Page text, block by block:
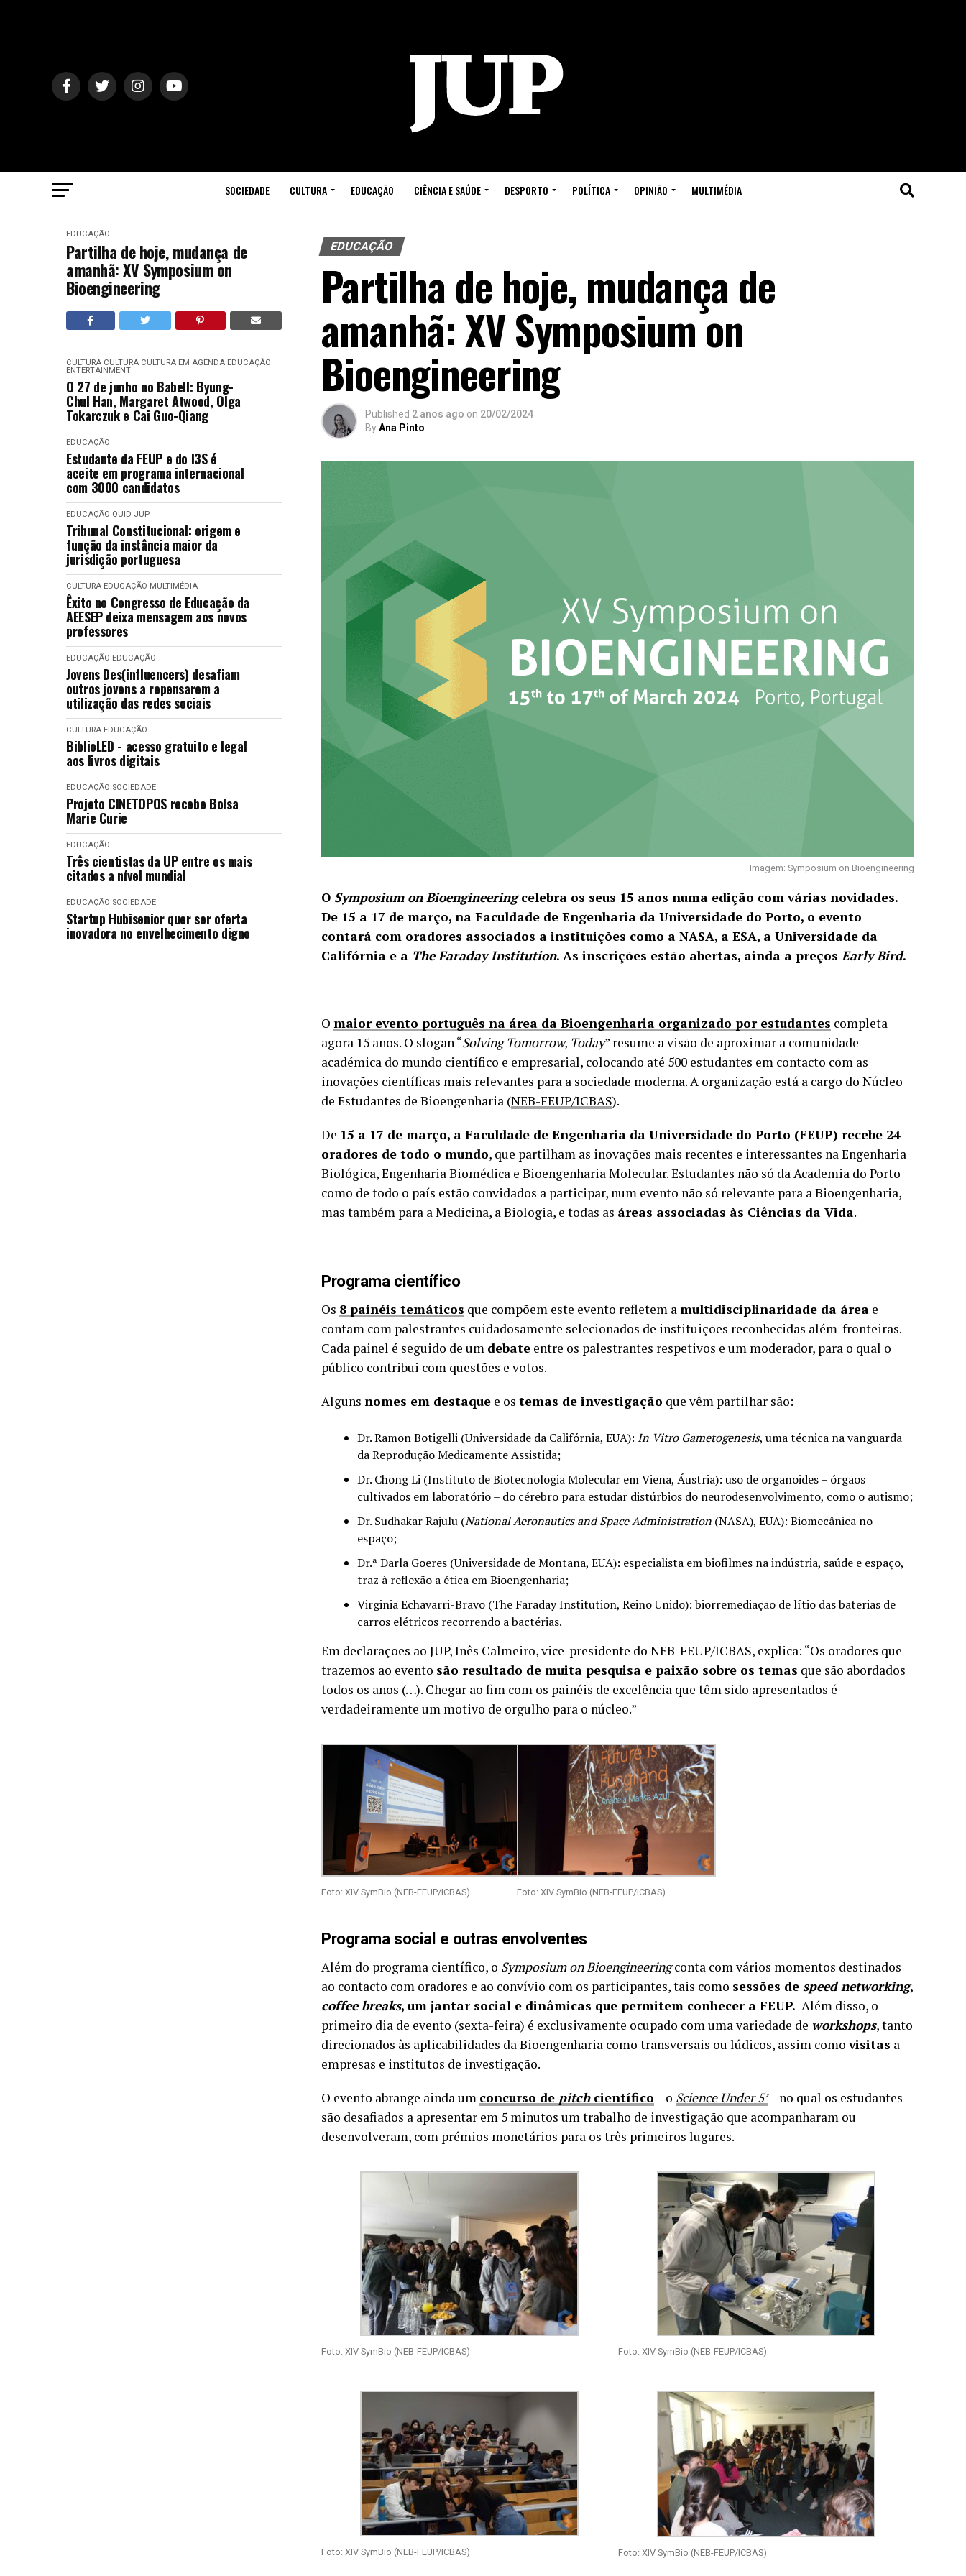
SOCIEDADE CULTURA EDUCAÇÃO CIÊNCIA E SAÚDE DESPORTO POLÍTICA OPINIÃO MULTIMÉDIA
EDUCAÇÃO
Partilha de hoje, mudança de
amanhã: XV Symposium on
Bioengineering
CULTURA CULTURA CULTURA EM AGENDA EDUCAÇÃO
ENTERTAINMENT
O 27 de junho no Babell: Byung-
Chul Han, Margaret Atwood, Olga
Tokarczuk e Cai Guo-Qiang
EDUCAÇÃO
Estudante da FEUP e do I3S é
aceite em programa internacional
com 3000 candidatos
EDUCAÇÃO QUID JUP
Tribunal Constitucional: origem e
função da instância maior da
jurisdição portuguesa
CULTURA EDUCAÇÃO MULTIMÉDIA
Êxito no Congresso de Educação da
AEESEP deixa mensagem aos novos
professores
EDUCAÇÃO EDUCAÇÃO
Jovens Des(influencers) desafiam
outros jovens a repensarem a
utilização das redes sociais
CULTURA EDUCAÇÃO
BiblioLED - acesso gratuito e legal
aos livros digitais
EDUCAÇÃO SOCIEDADE
Projeto CINETOPOS recebe Bolsa
Marie Curie
EDUCAÇÃO
Três cientistas da UP entre os mais
citados a nível mundial
EDUCAÇÃO SOCIEDADE
Startup Hubisenior quer ser oferta
inovadora no envelhecimento digno
EDUCAÇÃO
Partilha de hoje, mudança de
amanhã: XV Symposium on
Bioengineering
Published 2 anos ago on 20/02/2024
ByAna Pinto
Imagem: Symposium on Bioengineering
O Symposium on Bioengineeringcelebra os seus 15 anos numa edição com várias novidades.
De 15 a 17 de março, na Faculdade de Engenharia da Universidade do Porto, o evento
contará com oradores associados a instituições como a NASA, a ESA, a Universidade da
Califórnia e a The Faraday Institution. As inscrições estão abertas, ainda a preços Early Bird.
O maior evento português na área da Bioengenharia organizado por estudantes completa
agora 15 anos. O slogan “Solving Tomorrow, Today” resume a visão de aproximar a comunidade
académica do mundo científico e empresarial, colocando até 500 estudantes em contacto com as
inovações científicas mais relevantes para a sociedade moderna. A organização está a cargo do Núcleo
de Estudantes de Bioengenharia (NEB-FEUP/ICBAS).
De 15 a 17 de março, a Faculdade de Engenharia da Universidade do Porto (FEUP) recebe 24
oradores de todo o mundo, que partilham as inovações mais recentes e interessantes na Engenharia
Biológica, Engenharia Biomédica e Bioengenharia Molecular. Estudantes não só da Academia do Porto
como de todo o país estão convidados a participar, num evento não só relevante para a Bioengenharia,
mas também para a Medicina, a Biologia, e todas as áreas associadas às Ciências da Vida.
Programa científico
Os 8 painéis temáticos que compõem este evento refletem a multidisciplinaridade da área e
contam com palestrantes cuidadosamente selecionados de instituições reconhecidas além-fronteiras.
Cada painel é seguido de um debate entre os palestrantes respetivos e um moderador, para o qual o
público contribui com questões e votos.
Alguns nomes em destaque e os temas de investigação que vêm partilhar são:
Dr. Ramon Botigelli (Universidade da Califórnia, EUA): In Vitro Gametogenesis, uma técnica na vanguarda
da Reprodução Medicamente Assistida;
Dr. Chong Li (Instituto de Biotecnologia Molecular em Viena, Áustria): uso de organoides – órgãos
cultivados em laboratório – do cérebro para estudar distúrbios do neurodesenvolvimento, como o autismo;
Dr. Sudhakar Rajulu (National Aeronautics and Space Administration (NASA), EUA): Biomecânica no
espaço;
Dr.ª Darla Goeres (Universidade de Montana, EUA): especialista em biofilmes na indústria, saúde e espaço,
traz à reflexão a ética em Bioengenharia;
Virginia Echavarri-Bravo (The Faraday Institution, Reino Unido): biorremediação de lítio das baterias de
carros elétricos recorrendo a bactérias.
Em declarações ao JUP, Inês Calmeiro, vice-presidente do NEB-FEUP/ICBAS, explica: “Os oradores que
trazemos ao evento são resultado de muita pesquisa e paixão sobre os temas que são abordados
todos os anos (…). Chegar ao fim com os painéis de excelência que têm sido apresentados é
verdadeiramente um motivo de orgulho para o núcleo.”
Foto: XIV SymBio (NEB-FEUP/ICBAS) Foto: XIV SymBio (NEB-FEUP/ICBAS)
Programa social e outras envolventes
Além do programa científico, o Symposium on Bioengineeringconta com vários momentos destinados
ao contacto com oradores e ao convívio com os participantes, tais como sessões de speed networking,
coffee breaks, um jantar social e dinâmicas que permitem conhecer a FEUP. Além disso, o
primeiro dia de evento (sexta-feira) é exclusivamente ocupado com uma variedade de workshops, tanto
direcionados às aplicabilidades da Bioengenharia como transversais ou lúdicos, assim comovisitas a
empresas e institutos de investigação.
O evento abrange ainda um concurso de pitchcientífico – o Science Under 5’– no qual os estudantes
são desafiados a apresentar em 5 minutos um trabalho de investigação que acompanharam ou
desenvolveram, com prémios monetários para os três primeiros lugares.
Foto: XIV SymBio (NEB-FEUP/ICBAS) Foto: XIV SymBio (NEB-FEUP/ICBAS)
Foto: XIV SymBio (NEB-FEUP/ICBAS) Foto: XIV SymBio (NEB-FEUP/ICBAS)